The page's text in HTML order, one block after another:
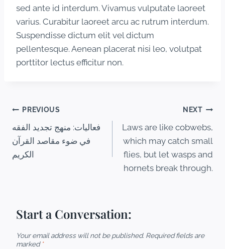
sed ante id interdum. Vivamus vulputate laoreet
varius. Curabitur laoreet arcu ac rutrum interdum.
Suspendisse dictum elit vel dictum
pellentesque. Aenean placerat nisi leo, volutpat
porttitor lectus efficitur non.
PREVIOUS
فعاليات: منهج تجديد الفقه
في ضوء مقاصد القرآن
الكريم
NEXT
Laws are like cobwebs,
which may catch small
flies, but let wasps and
hornets break through.
Start a Conversation:
Your email address will not be published. Required fields are
marked *